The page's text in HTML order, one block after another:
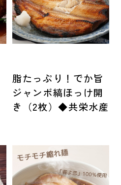
脂たっぷり！でか旨
ジャンボ縞ほっけ開
き（2枚）◆共栄水産